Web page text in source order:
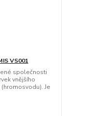
VS001
společnosti
vnějšího
Je